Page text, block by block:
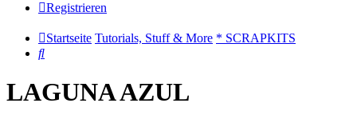
Registrieren
Startseite Tutorials, Stuff & More * SCRAPKITS
Suche
LAGUNA AZUL